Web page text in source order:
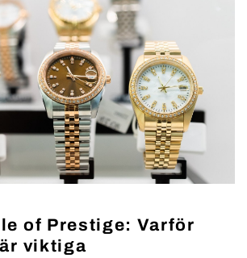
of Prestige: Varför
viktiga